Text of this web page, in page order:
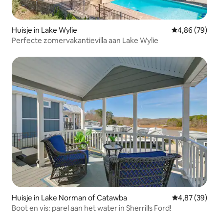
Huisje in Lake Wylie Gemiddelde
4,86 (79)
Perfecte zomervakantievilla aan Lake Wylie
Huisje in Lake Norman of Catawba Gemiddelde
4,87 (39)
Boot en vis: parel aan het water in Sherrills Ford!